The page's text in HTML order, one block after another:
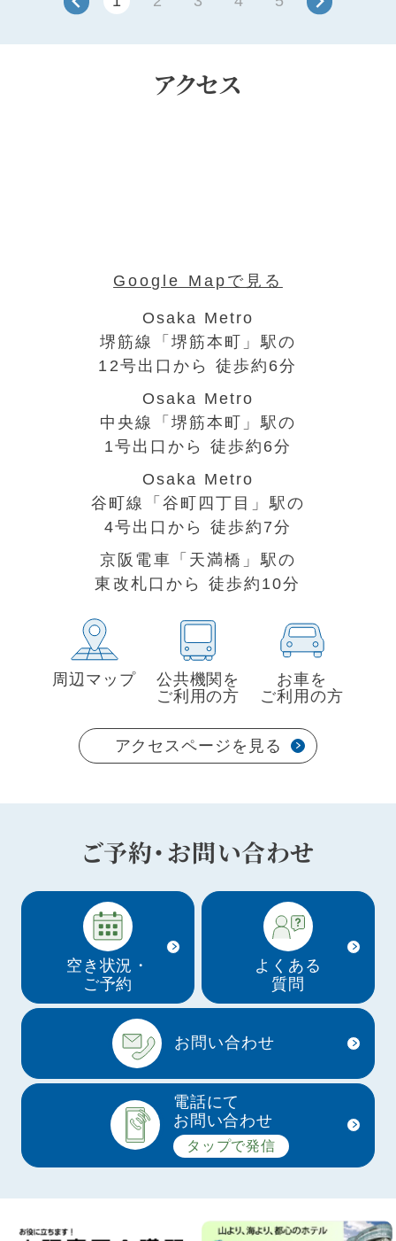
アクセス
Google Mapで見る
Osaka Metro
堺筋線「堺筋本町」駅の
12号出口から 徒歩約6分
Osaka Metro
中央線「堺筋本町」駅の
1号出口から 徒歩約6分
Osaka Metro
谷町線「谷町四丁目」駅の
4号出口から 徒歩約7分
京阪電車「天満橋」駅の
東改札口から 徒歩約10分
周辺マップ
公共機関を
ご利用の方
お車を
ご利用の方
アクセスページを見る
ご予約・お問い合わせ
空き状況・
ご予約
お問い合わせ
よくある
質問
電話にて
お問い合わせ
タップで発信